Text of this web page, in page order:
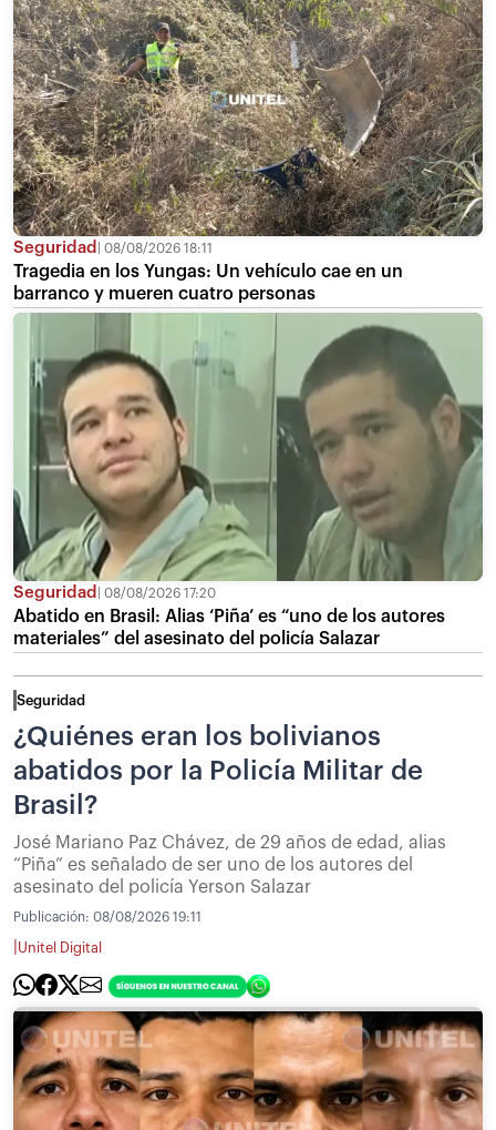
Seguridad 08/08/2026 18:11
Tragedia en los Yungas: Un vehículo cae en un
barranco y mueren cuatro personas
Seguridad 08/08/2026 17:20
Abatido en Brasil: Alias ‘Piña’ es “uno de los autores
materiales” del asesinato del policía Salazar
Seguridad
¿Quiénes eran los bolivianos
abatidos por la Policía Militar de
Brasil?
José Mariano Paz Chávez, de 29 años de edad, alias
“Piña” es señalado de ser uno de los autores del
asesinato del policía Yerson Salazar
Publicación: 08/08/2026 19:11
Unitel Digital